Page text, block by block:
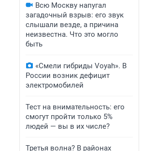
Всю Москву напугал
загадочный взрыв: его звук
слышали везде, а причина
неизвестна. Что это могло
быть
«Смели гибриды Voyah». В
России возник дефицит
электромобилей
Тест на внимательность: его
смогут пройти только 5%
людей — вы в их числе?
Третья волна? В районах